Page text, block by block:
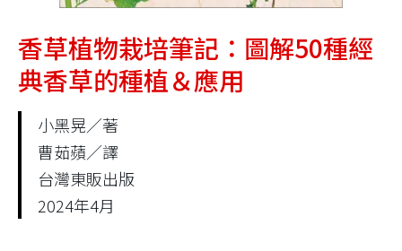
香草植物栽培筆記：圖解50種經
典香草的種植＆應用
小黑晃／著
曹茹蘋／譯
台灣東販出版
2024年4月